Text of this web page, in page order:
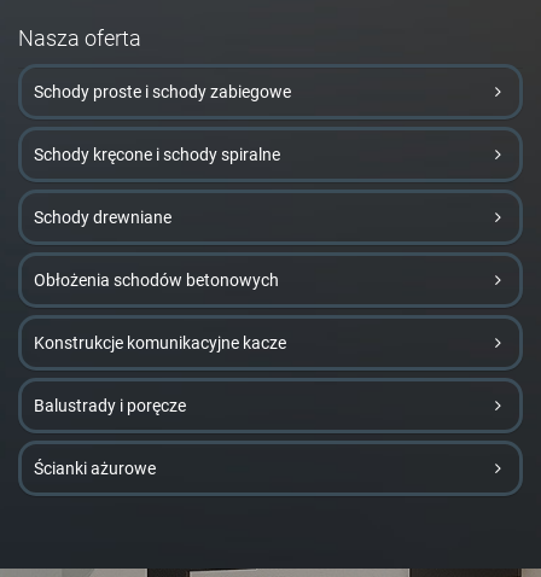
Nasza oferta
Schody proste i schody zabiegowe
Schody kręcone i schody spiralne
Schody drewniane
Obłożenia schodów betonowych
Konstrukcje komunikacyjne kacze
Balustrady i poręcze
Ścianki ażurowe